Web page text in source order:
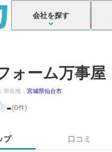
会社を探す
ォーム万事屋
所在地： 宮城県仙台市
-(0件)
プ 口コミ